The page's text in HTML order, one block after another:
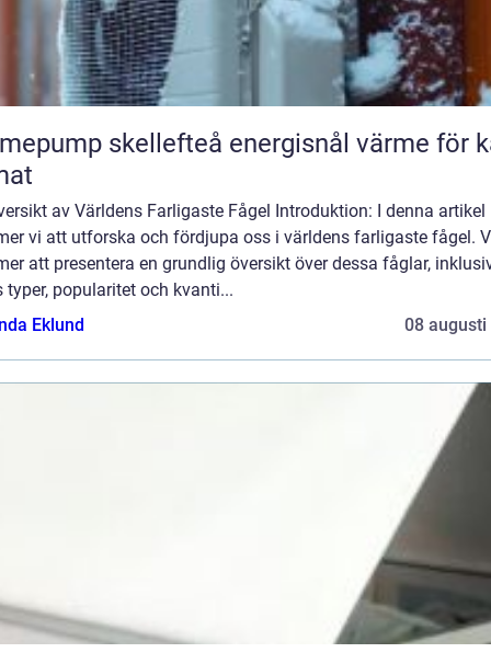
skellefteå energisnål värme för kallt
av Världens Farligaste Fågel Introduktion: I denna artikel
vi att utforska och fördjupa oss i världens farligaste fågel.
att presentera en grundlig översikt över dessa fåglar,
typer, popularitet och kvanti...
Eklund
08 augusti